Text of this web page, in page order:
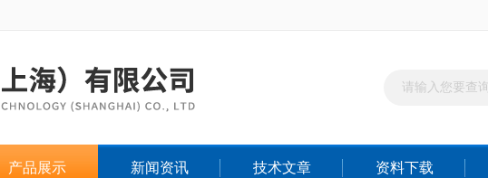
产品展示 新闻资讯 技术文章 资料下载